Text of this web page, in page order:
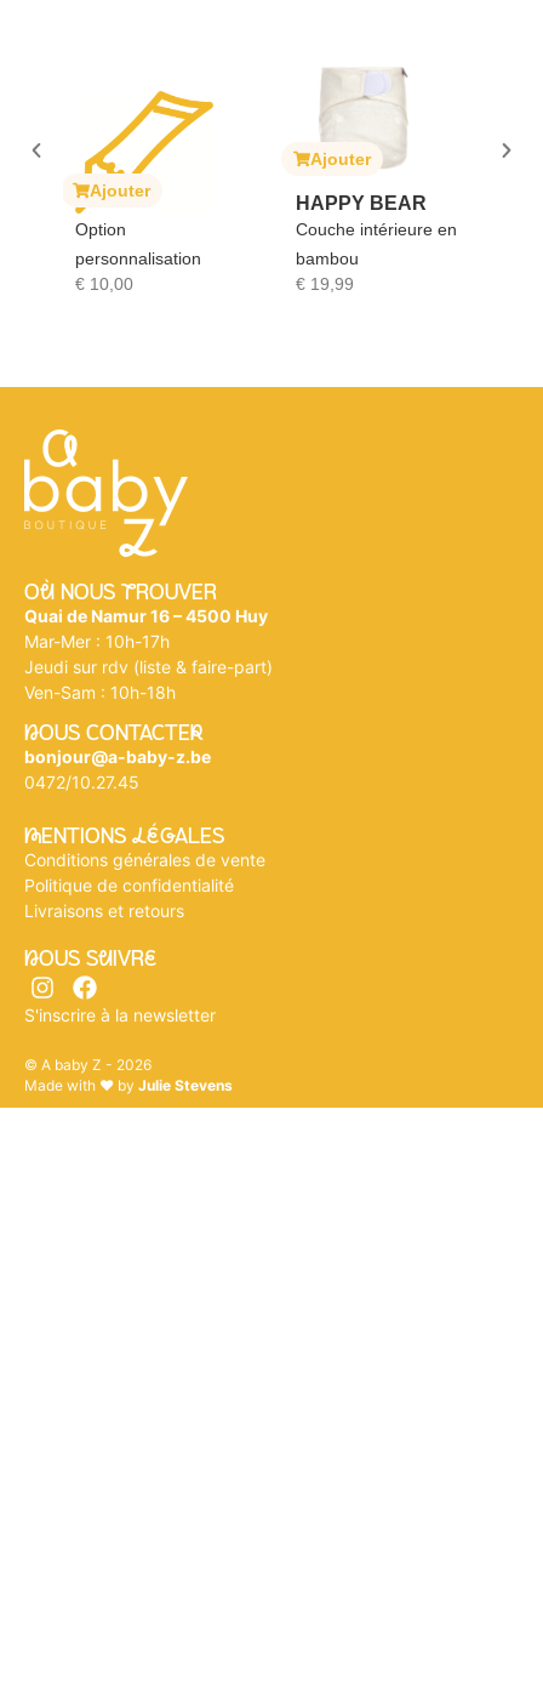
Ajouter
Option
personnalisation
€ 10,00
Ajouter
HAPPY BEAR
Couche intérieure en
bambou
€19,99
Où NOUS tROUVER
Quai de Namur 16 – 4500 Huy
Mar-Mer : 10h-17h
Jeudi sur rdv (liste & faire-part)
Ven-Sam : 10h-18h
nOUS CONTACTEr
bonjour@a-baby-z.be
0472/10.27.45
mENTIONS légALES
Conditions générales de vente
Politique de confidentialité
Livraisons et retours
nOUS SuIVRe
S'inscrire à la newsletter
© A baby Z - 2026
Made with ♥ by Julie Stevens